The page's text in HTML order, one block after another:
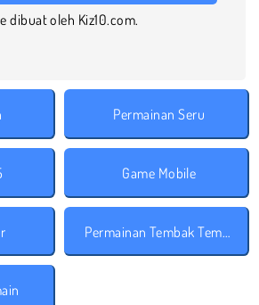
dibuat oleh Kiz10.com.
Permainan Seru
Game Mobile
Permainan Tembak Tembakan